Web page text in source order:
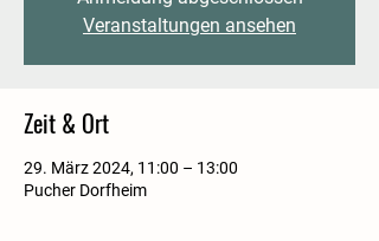
Veranstaltungen ansehen
Zeit & Ort
29. März 2024, 11:00 – 13:00
Pucher Dorfheim